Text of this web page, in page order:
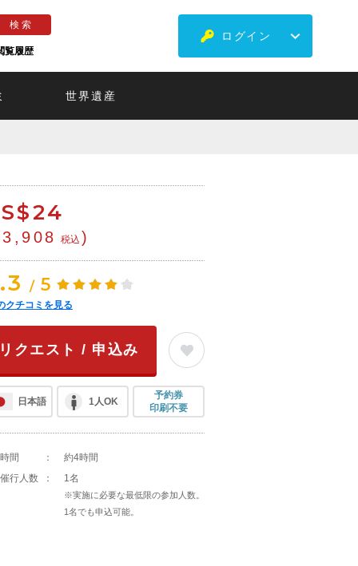
覧履歴
ログイン
世界遺産
24
税込 )
/ 5
クチコミを見る
リクエスト / 申込み
日本語 1人OK
予約券
印刷不要
間 ：
約4時間
行人数
： 1名
※実施に必要な最低限の参加人数。
1名でも申込可能。